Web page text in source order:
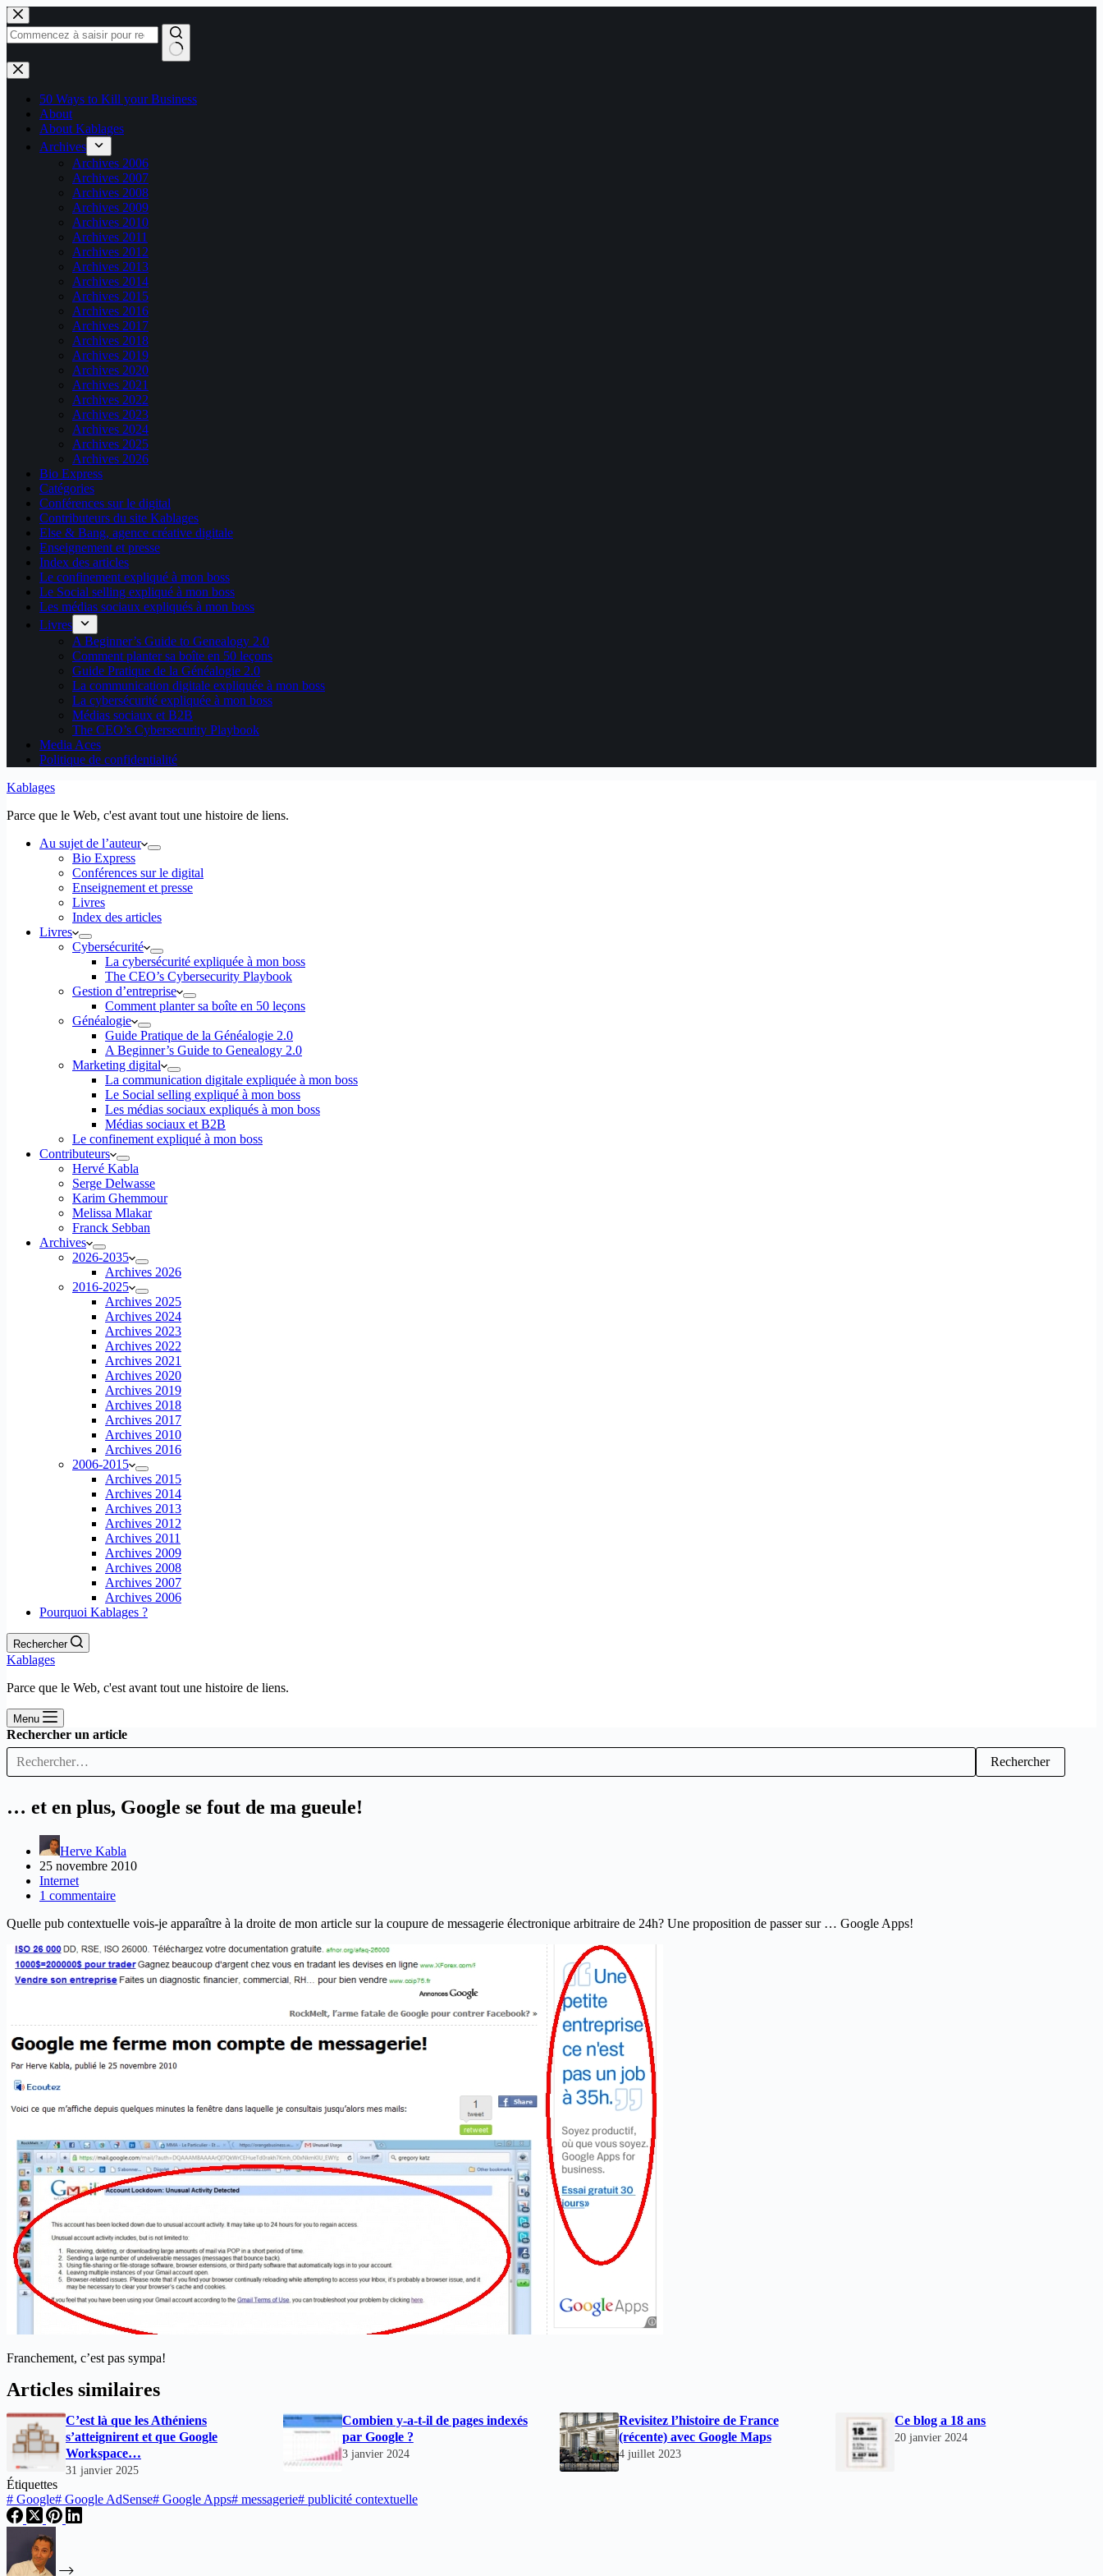
Passer
au
contenu
Aucun
résultat
50 Ways to Kill your Business
About
About Kablages
Archives
Archives 2006
Archives 2007
Archives 2008
Archives 2009
Archives 2010
Archives 2011
Archives 2012
Archives 2013
Archives 2014
Archives 2015
Archives 2016
Archives 2017
Archives 2018
Archives 2019
Archives 2020
Archives 2021
Archives 2022
Archives 2023
Archives 2024
Archives 2025
Archives 2026
Bio Express
Catégories
Conférences sur le digital
Contributeurs du site Kablages
Else & Bang, agence créative digitale
Enseignement et presse
Index des articles
Le confinement expliqué à mon boss
Le Social selling expliqué à mon boss
Les médias sociaux expliqués à mon boss
Livres
A Beginner’s Guide to Genealogy 2.0
Comment planter sa boîte en 50 leçons
Guide Pratique de la Généalogie 2.0
La communication digitale expliquée à mon boss
La cybersécurité expliquée à mon boss
Médias sociaux et B2B
The CEO’s Cybersecurity Playbook
Media Aces
Politique de confidentialité
Kablages
Parce que le Web, c'est avant tout une histoire de liens.
Au sujet de l’auteur
Bio Express
Conférences sur le digital
Enseignement et presse
Livres
Index des articles
Livres
Cybersécurité
La cybersécurité expliquée à mon boss
The CEO’s Cybersecurity Playbook
Gestion d’entreprise
Comment planter sa boîte en 50 leçons
Généalogie
Guide Pratique de la Généalogie 2.0
A Beginner’s Guide to Genealogy 2.0
Marketing digital
La communication digitale expliquée à mon boss
Le Social selling expliqué à mon boss
Les médias sociaux expliqués à mon boss
Médias sociaux et B2B
Le confinement expliqué à mon boss
Contributeurs
Hervé Kabla
Serge Delwasse
Karim Ghemmour
Melissa Mlakar
Franck Sebban
Archives
2026-2035
Archives 2026
2016-2025
Archives 2025
Archives 2024
Archives 2023
Archives 2022
Archives 2021
Archives 2020
Archives 2019
Archives 2018
Archives 2017
Archives 2010
Archives 2016
2006-2015
Archives 2015
Archives 2014
Archives 2013
Archives 2012
Archives 2011
Archives 2009
Archives 2008
Archives 2007
Archives 2006
Pourquoi Kablages ?
Rechercher
Kablages
Parce que le Web, c'est avant tout une histoire de liens.
Menu
Rechercher un article
Rechercher
… et en plus, Google se fout de ma gueule!
Herve Kabla
25 novembre 2010
Internet
1 commentaire
Quelle pub contextuelle vois-je apparaître à la droite de mon article sur la coupure de messagerie électronique arbitraire de 24h? Une proposition de passer sur … Google Apps!
Franchement, c’est pas sympa!
Articles similaires
C’est là que les Athéniens
s’atteignirent et que Google
Workspace…
31 janvier 2025
Combien y-a-t-il de pages indexés
par Google ?
3 janvier 2024
Revisitez l’histoire de France
(récente) avec Google Maps
4 juillet 2023
Ce blog a 18 ans
20 janvier 2024
Étiquettes
# Google# Google AdSense# Google Apps# messagerie# publicité contextuelle